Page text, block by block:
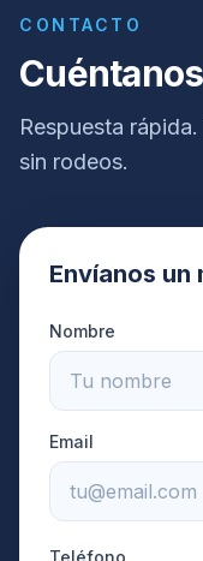
CONTACTO
Respuesta
sin rodeos.
Envíanos un
Nombre
Email
Teléfono